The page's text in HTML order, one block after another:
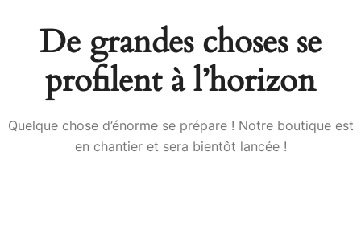
De grandes choses se
profilent à l’horizon
Quelque chose d’énorme se prépare ! Notre boutique est
en chantier et sera bientôt lancée !